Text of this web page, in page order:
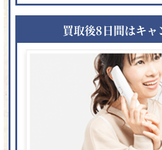
買取後8日間はキャ